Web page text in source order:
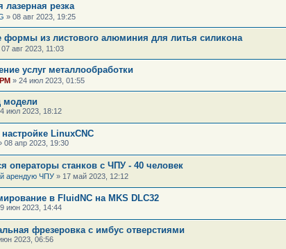
лазерная резка
» 08 авг 2023, 19:25
формы из листового алюминия для литья силикона
07 авг 2023, 11:03
услуг металлообработки
» 24 июл 2023, 01:55
модели
июл 2023, 18:12
LinuxCNC
08 апр 2023, 19:30
операторы станков с ЧПУ - 40 человек
арендую ЧПУ » 17 май 2023, 12:12
в FluidNC на MKS DLC32
июн 2023, 14:44
фрезеровка с имбус отверстиями
2023, 06:56